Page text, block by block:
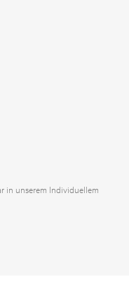
in unserem Individuellem